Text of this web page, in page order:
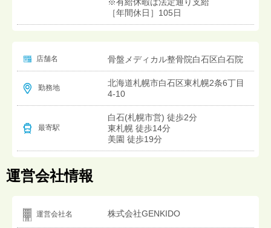
［年間休日］105日
店舗名 骨盤メディカル整骨院白石区白石院
勤務地
北海道札幌市白石区東札幌2条6丁目
4-10
最寄駅
白石(札幌市営) 徒歩2分
東札幌 徒歩14分
美園 徒歩19分
運営会社情報
運営会社名 株式会社GENKIDO